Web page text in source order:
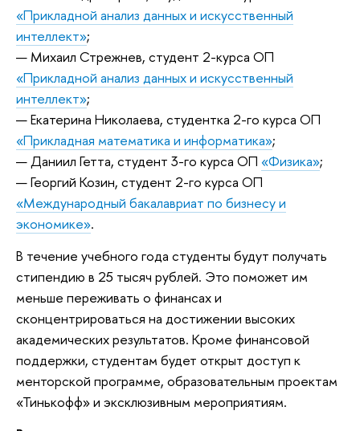
«Прикладной анализ данных и искусственный
интеллект»;
— Михаил Стрежнев, студент 2-курса ОП
«Прикладной анализ данных и искусственный
интеллект»;
— Екатерина Николаева, студентка 2-го курса ОП
«Прикладная математика и информатика»;
— Даниил Гетта, студент 3-го курса ОП «Физика»;
— Георгий Козин, студент 2-го курса ОП
«Международный бакалавриат по бизнесу и
экономике».
В течение учебного года студенты будут получать
стипендию в 25 тысяч рублей. Это поможет им
меньше переживать о финансах и
сконцентрироваться на достижении высоких
академических результатов. Кроме финансовой
поддержки, студентам будет открыт доступ к
менторской программе, образовательным проектам
«Тинькофф» и эксклюзивным мероприятиям.